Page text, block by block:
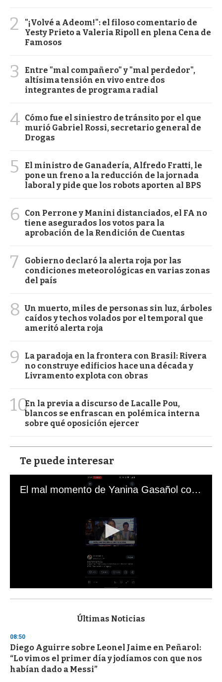
2
"¡Volvé a Adeom!": el filoso comentario de
Yesty Prieto a Valeria Ripoll en plena Cena de
Famosos
3
Entre "mal compañero" y "mal perdedor",
altísima tensión en vivo entre dos
integrantes de programa radial
4 Cómo fue el siniestro de tránsito por el que
murió Gabriel Rossi, secretario general de
Drogas
5
El ministro de Ganadería, Alfredo Fratti, le
pone un freno a la reducción de la jornada
laboral y pide que los robots aporten al BPS
6
Con Perrone y Manini distanciados, el FA no
tiene asegurados los votos para la
aprobación de la Rendición de Cuentas
7
Gobierno declaró la alerta roja por las
condiciones meteorológicas en varias zonas
del país
8 Un muerto, miles de personas sin luz, árboles
caídos y techos volados por el temporal que
ameritó alerta roja
9
La paradoja en la frontera con Brasil: Rivera
no construye edificios hace una década y
Livramento explota con obras
10En la previa a discurso de Lacalle Pou,
blancos se enfrascan en polémica interna
sobre qué oposición ejercer
Te puede interesar
El mal momento de Yanina Gasañol con un hincha argentino en "Subrayado"
s
d
s
o
3
Últimas Noticias
08:50
Diego Aguirre sobre Leonel Jaime en Peñarol:
“Lo vimos el primer día y jodíamos con que nos
habían dado a Messi”